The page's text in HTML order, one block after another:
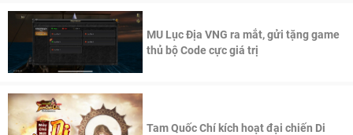
MU Lục Địa VNG ra mắt, gửi tặng game
thủ bộ Code cực giá trị
Tam Quốc Chí kích hoạt đại chiến Di